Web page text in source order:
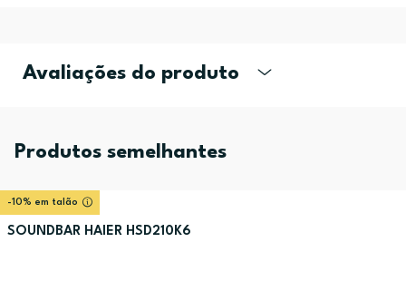
Avaliações do produto
Produtos semelhantes
-10% em talão
SOUNDBAR HAIER HSD210K6